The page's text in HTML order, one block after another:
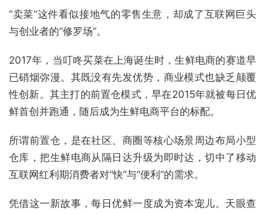
“卖菜”这件看似接地气的零售生意，却成了互联网巨头
与创业者的“修罗场”。
2017年，当叮咚买菜在上海诞生时，生鲜电商的赛道早
已硝烟弥漫。其既没有先发优势，商业模式也缺乏颠覆
性创新。其主打的前置仓模式，早在2015年就被每日优
鲜首创并跑通，随后成为生鲜电商平台的标配。
所谓前置仓，是在社区、商圈等核心场景周边布局小型
仓库，把生鲜电商从隔日达升级为即时达，切中了移动
互联网红利期消费者对“快”与“便利”的需求。
凭借这一新故事，每日优鲜一度成为资本宠儿。天眼查